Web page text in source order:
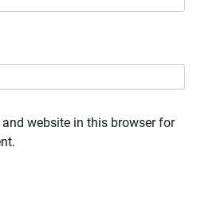
website in this browser for